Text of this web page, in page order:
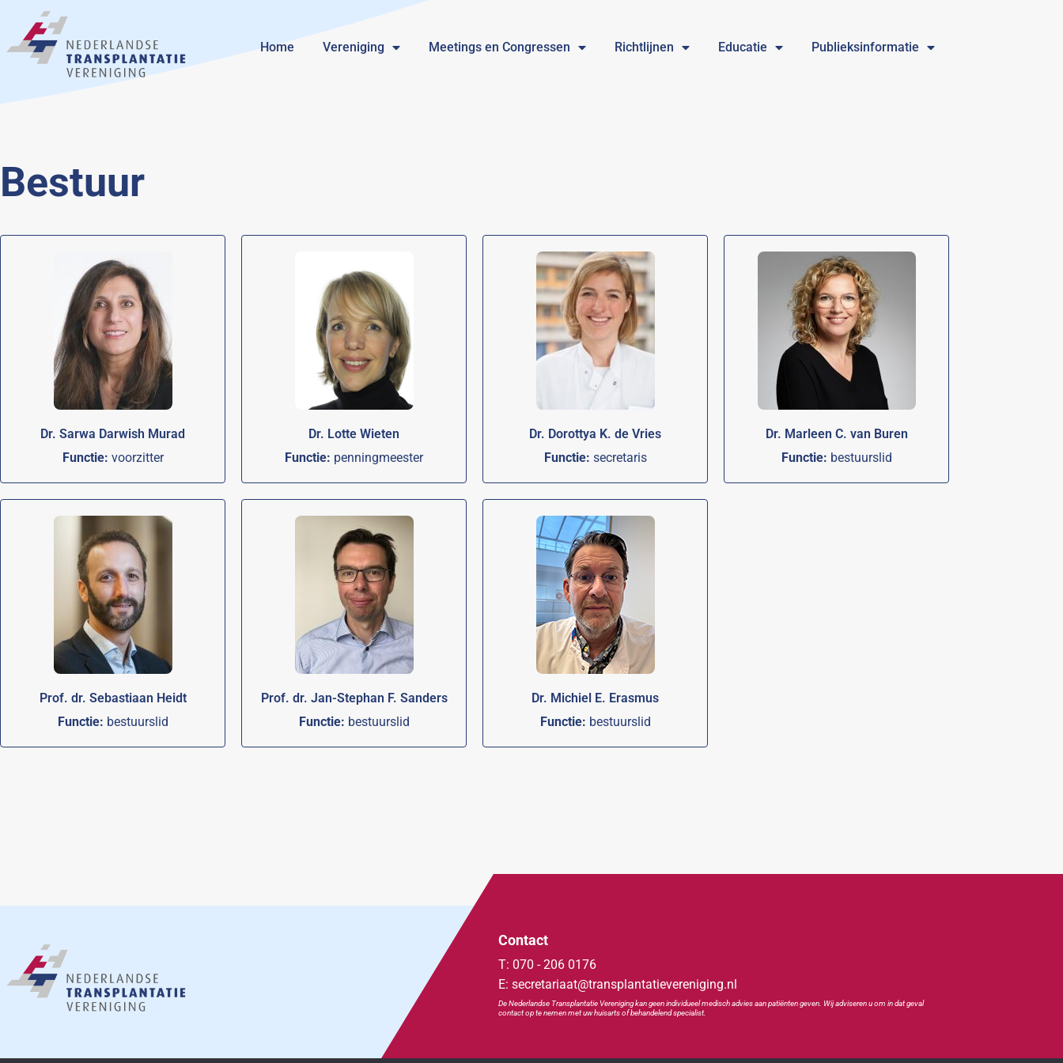
Home Vereniging Meetings en Congressen Richtlijnen Educatie Publieksinformatie
Bestuur
Dr. Sarwa Darwish Murad
Functie: voorzitter
Dr. Lotte Wieten
Functie: penningmeester
Dr. Dorottya K. de Vries
Functie: secretaris
Dr. Marleen C. van Buren
Functie: bestuurslid
Prof. dr. Sebastiaan Heidt
Functie: bestuurslid
Prof. dr. Jan-Stephan F. Sanders
Functie: bestuurslid
Dr. Michiel E. Erasmus
Functie: bestuurslid
Contact
T: 070 - 206 0176
E: secretariaat@transplantatievereniging.nl
De Nederlandse Transplantatie Vereniging kan geen individueel medisch advies aan patiënten geven. Wij adviseren u om in dat geval
contact op te nemen met uw huisarts of behandelend specialist.